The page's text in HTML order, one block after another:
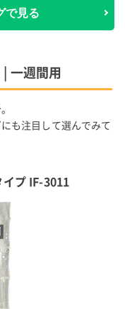
で見る
一週間用
も注目して選んでみて
プ IF-3011